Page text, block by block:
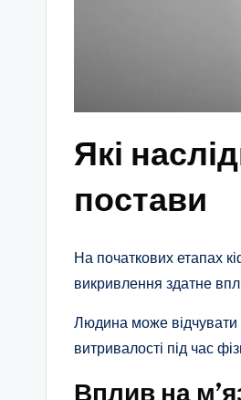
Які
постави
На початкових етапах
викривлення здатне
Людина може відчувати
витривалості під час
Вплив на